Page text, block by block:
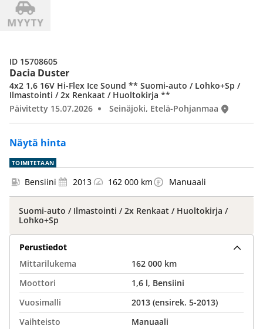
Dacia Duster
Näytä hinta
4x2 1,6 16V Hi-Flex Ice Sound ** Suomi-auto / Lohko+Sp /
Ilmastointi / 2x Renkaat / Huoltokirja **
Päivitetty 15.07.2026
Seinäjoki, Etelä-Pohjanmaa
ID 15708605
TOIMITETAAN
Bensiini 2013 162 000 km Manuaali
Suomi-auto / Ilmastointi / 2x Renkaat / Huoltokirja /
Lohko+Sp
Perustiedot
Mittarilukema
162 000 km
Moottori
1,6 l, Bensiini
Vuosimalli
2013 (ensirek. 5-2013)
Vaihteisto
Manuaali